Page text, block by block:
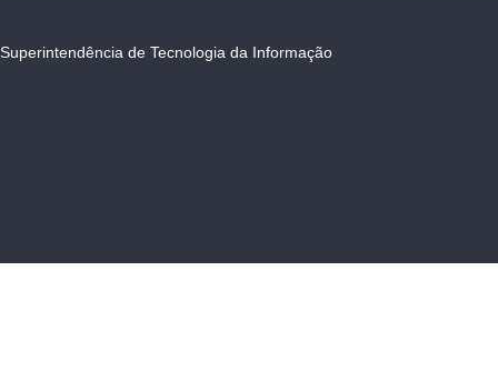
Superintendência de Tecnologia da Informação